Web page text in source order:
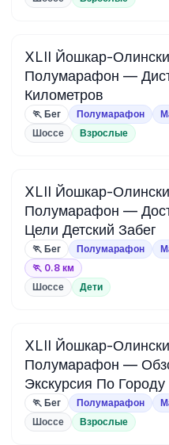
XLII Йошкар-
Полумарафон —
Километров
🏃 Бег Полумарафон
Шоссе Взрослые
XLII Йошкар-
Полумарафон —
Цели Детский Забег
🏃 Бег Полумарафон
🏃 0.8 км
Шоссе Дети
XLII Йошкар-
Полумарафон —
Экскурсия По Городу
🏃 Бег Полумарафон
Шоссе Взрослые